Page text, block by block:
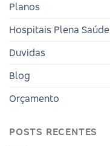
Planos
Hospitais Plena Saúde
Duvidas
Blog
Orçamento
POSTS RECENTES